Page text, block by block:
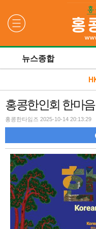
뉴스종합
홍콩한인회 한마
홍콩한타임즈 2025-10-14 20:13:29